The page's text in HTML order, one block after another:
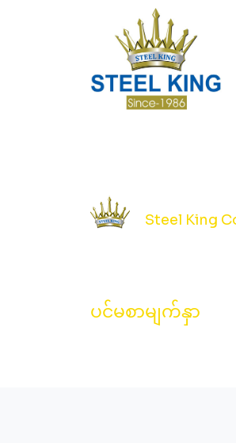
Steel King
ပင်မစာမျက်နှာ